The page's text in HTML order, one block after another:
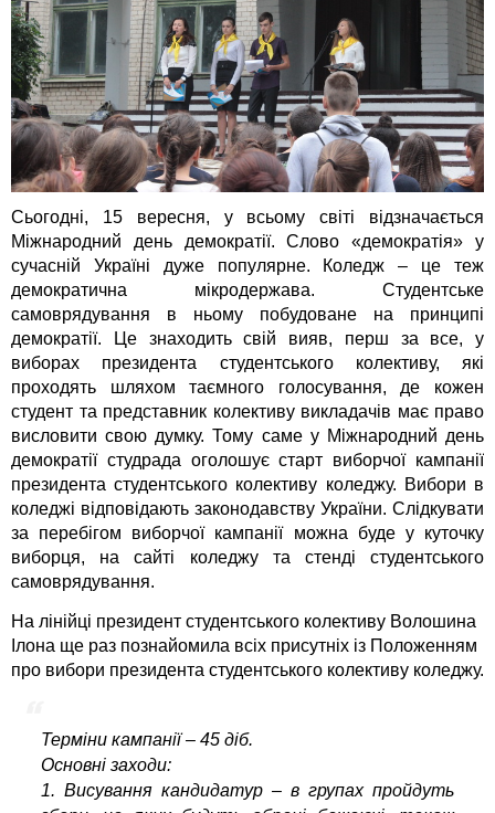
o
k
g
r
a
m
p
p
Сьогодні, 15 вересня, у всьому світі відзначається
Міжнародний день демократії. Слово «демократія» у
сучасній Україні дуже популярне. Коледж – це теж
демократична мікродержава. Студентське
самоврядування в ньому побудоване на принципі
демократії. Це знаходить свій вияв, перш за все, у
виборах президента студентського колективу, які
проходять шляхом таємного голосування, де кожен
студент та представник колективу викладачів має право
висловити свою думку. Тому саме у Міжнародний день
демократії студрада оголошує старт виборчої кампанії
президента студентського колективу коледжу. Вибори в
коледжі відповідають законодавству України. Слідкувати
за перебігом виборчої кампанії можна буде у куточку
виборця, на сайті коледжу та стенді студентського
самоврядування.
На лінійці президент студентського колективу Волошина
Ілона ще раз познайомила всіх присутніх із Положенням
про вибори президента студентського колективу коледжу.
Терміни кампанії – 45 діб.
Основні заходи:
1. Висування кандидатур – в групах пройдуть